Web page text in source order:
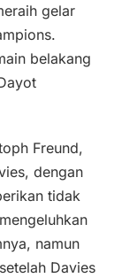
gelar
belakang
Freund,
dengan
tidak
namun
Davies